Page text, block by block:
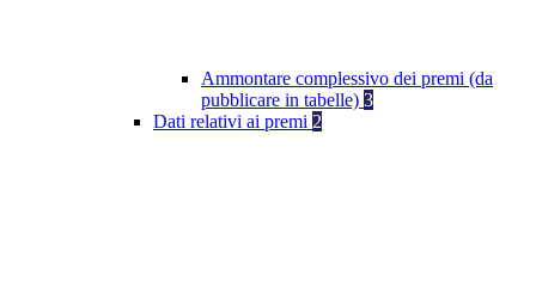
Ammontare complessivo dei premi (da
pubblicare in tabelle) 3
Dati relativi ai premi 2